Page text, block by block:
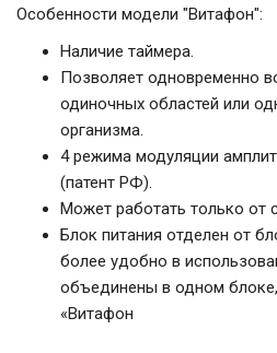
Особенности модели "Витафон":
Наличие таймера.
Позволяет одновременно
одиночных областей или
организма.
4 режима модуляции
(патент РФ).
Может работать только от
Блок питания отделен от
более удобно в
объединены в одном
«Витафон